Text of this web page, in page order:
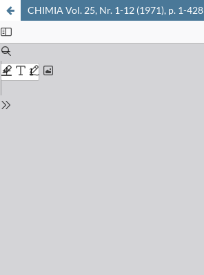
CHIMIA Vol. 25, Nr. 1-12 (1971), p. 1-428